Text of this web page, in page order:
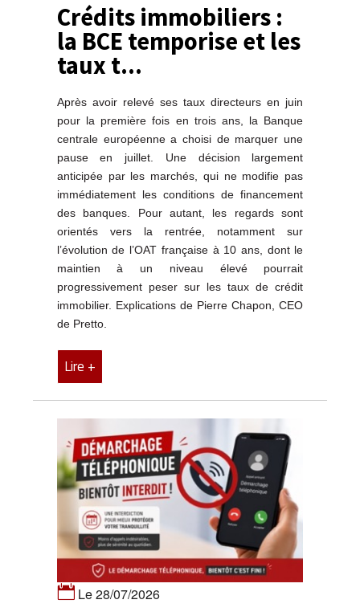
Crédits immobiliers :
la BCE temporise et les
taux t...
Après avoir relevé ses taux directeurs en juin
pour la première fois en trois ans, la Banque
centrale européenne a choisi de marquer une
pause en juillet. Une décision largement
anticipée par les marchés, qui ne modifie pas
immédiatement les conditions de financement
des banques. Pour autant, les regards sont
orientés vers la rentrée, notamment sur
l’évolution de l’OAT française à 10 ans, dont le
maintien à un niveau élevé pourrait
progressivement peser sur les taux de crédit
immobilier. Explications de Pierre Chapon, CEO
de Pretto.
Lire +
Le 28/07/2026